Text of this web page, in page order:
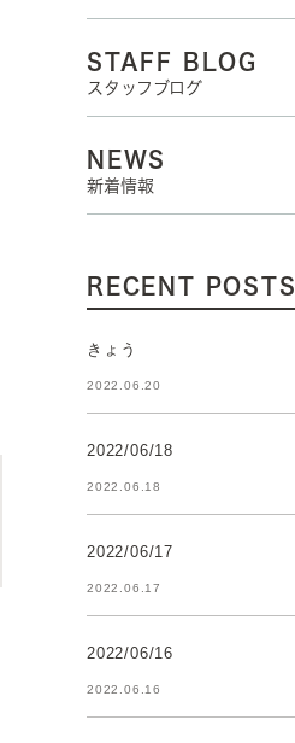
STAFF BLOG
スタッフブログ
NEWS
新着情報
RECENT POSTS
きょう
2022.06.20
2022/06/18
2022.06.18
2022/06/17
2022.06.17
2022/06/16
2022.06.16